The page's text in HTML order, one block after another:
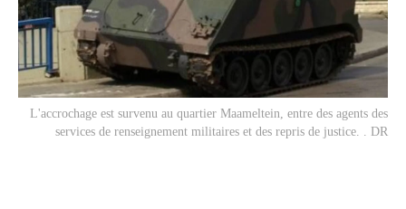
L'accrochage est survenu au quartier Maameltein, entre des agents des
services de renseignement militaires et des repris de justice. . DR